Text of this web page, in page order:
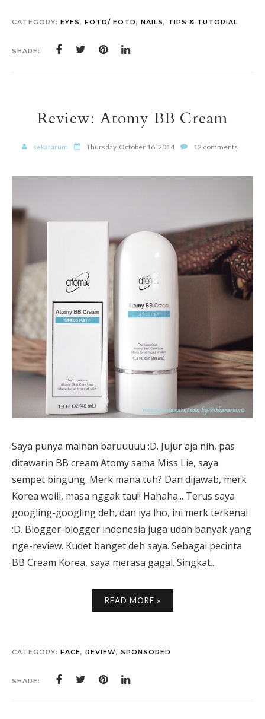
CATEGORY: EYES, FOTD/ EOTD, NAILS, TIPS & TUTORIAL
SHARE:
Review: Atomy BB Cream
sekararum Thursday, October 16, 2014 12 comments
Saya punya mainan baruuuuu :D. Jujur aja nih, pas
ditawarin BB cream Atomy sama Miss Lie, saya
sempet bingung. Merk mana tuh? Dan dijawab, merk
Korea woiii, masa nggak tau!! Hahaha... Terus saya
googling-googling deh, dan iya lho, ini merk terkenal
:D. Blogger-blogger indonesia juga udah banyak yang
nge-review. Kudet banget deh saya. Sebagai pecinta
BB Cream Korea, saya merasa gagal. Singkat...
READ MORE »
CATEGORY: FACE, REVIEW, SPONSORED
SHARE: